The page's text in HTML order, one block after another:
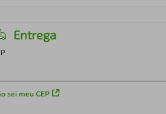
Entrega
sei meu CEP